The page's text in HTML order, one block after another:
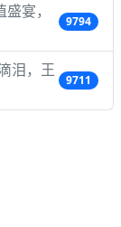
宴，
9794
泪，王
9711